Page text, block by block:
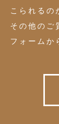
こられるの
その他のご
フォームか